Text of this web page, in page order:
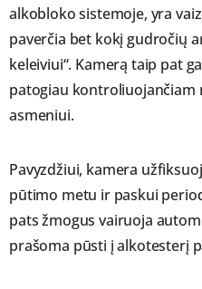
alkobloko sistemoje, yra
paverčia bet kokį gudročių
keleiviui“. Kamerą taip pat
patogiau kontroliuojančiam
asmeniui.
Pavyzdžiui, kamera
pūtimo metu ir paskui
pats žmogus vairuoja
prašoma pūsti į alkotesterį